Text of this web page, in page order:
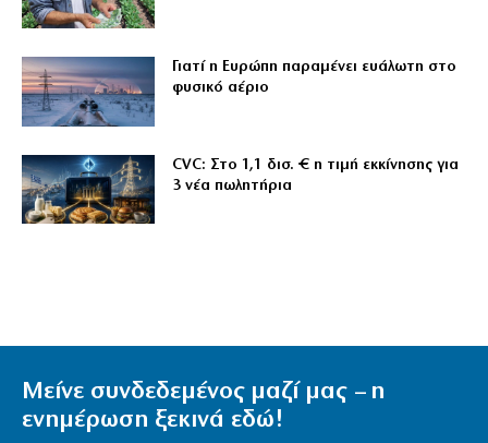
Γιατί η Ευρώπη παραμένει ευάλωτη στο
φυσικό αέριο
CVC: Στο 1,1 δισ. € η τιμή εκκίνησης για
3 νέα πωλητήρια
Μείνε συνδεδεμένος μαζί μας – η
ενημέρωση ξεκινά εδώ!